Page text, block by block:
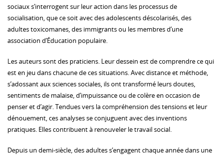
sociaux s’interrogent sur leur action dans les processus de
socialisation, que ce soit avec des adolescents déscolarisés, des
adultes toxicomanes, des immigrants ou les membres d’une
association d’Éducation populaire.
Les auteurs sont des praticiens. Leur dessein est de comprendre ce qui
est en jeu dans chacune de ces situations. Avec distance et méthode,
s’adossant aux sciences sociales, ils ont transformé leurs doutes,
sentiments de malaise, d’impuissance ou de colère en occasion de
penser et d’agir. Tendues vers la compréhension des tensions et leur
dénouement, ces analyses se conjuguent avec des inventions
pratiques. Elles contribuent à renouveler le travail social.
Depuis un demi-siècle, des adultes s’engagent chaque année dans une